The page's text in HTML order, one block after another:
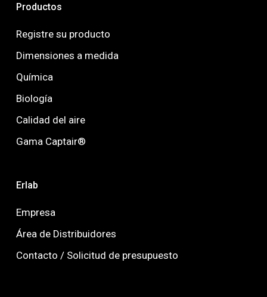
Productos
Registre su producto
Dimensiones a medida
Química
Biología
Calidad del aire
Gama Captair®
Erlab
Empresa
Área de Distribuidores
Contacto / Solicitud de presupuesto